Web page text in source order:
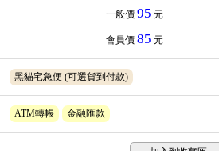
一般價 95 元
會員價 85 元
黑貓宅急便 (可選貨到付款)
ATM轉帳 金融匯款